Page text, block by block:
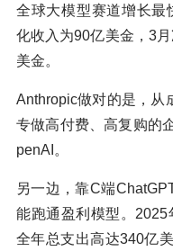
全球大模型赛道增长最
化收入为90亿美金，3
美金。
Anthropic做对的是，从
专做高付费、高复购的
penAI。
另一边，靠C端
能跑通盈利模型。2025
全年总支出高达340亿